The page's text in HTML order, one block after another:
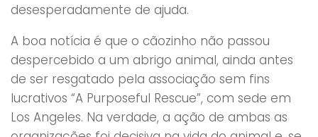
desesperadamente de ajuda.
A boa notícia é que o cãozinho não passou
despercebido a um abrigo animal, ainda antes
de ser resgatado pela associação sem fins
lucrativos “A Purposeful Rescue”, com sede em
Los Angeles. Na verdade, a ação de ambas as